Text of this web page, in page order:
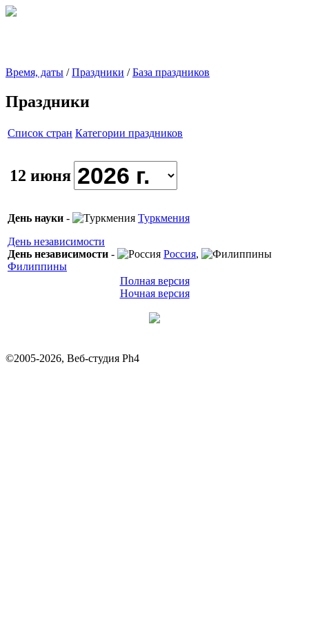
Время, даты /Праздники /База праздников
Праздники
Список стран Категории праздников
12 июня
День науки -
Туркмения
День независимости
День независимости - Россия,
Филиппины
Полная версия
Ночная версия
©2005-2026, Веб-студия Ph4